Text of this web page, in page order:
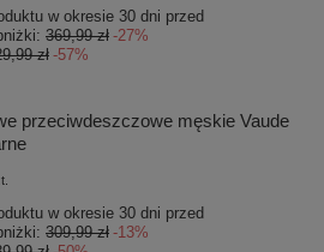
w okresie 30 dni przed
369,99 zł -27%
zł-57%
przeciwdeszczowe męskie Vaude
w okresie 30 dni przed
309,99 zł -13%